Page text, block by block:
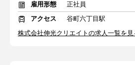
雇用形態
正社員
アクセス
谷町六丁目駅
株式会社伸光クリエイトの求人一覧を見